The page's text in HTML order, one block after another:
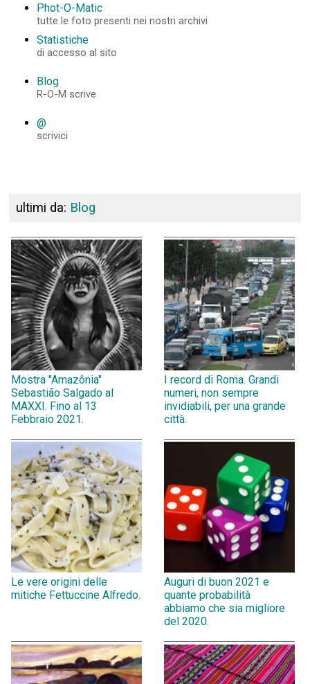
Phot-O-Matic
tutte le foto presenti nei nostri archivi
Statistiche
di accesso al sito
Blog
R-O-M scrive
@
scrivici
ultimi da: Blog
Mostra "Amazônia"
Sebastião Salgado al
MAXXI. Fino al 13
Febbraio 2021.
I record di Roma. Grandi
numeri, non sempre
invidiabili, per una grande
città.
Le vere origini delle
mitiche Fettuccine Alfredo.
Auguri di buon 2021 e
quante probabilità
abbiamo che sia migliore
del 2020.